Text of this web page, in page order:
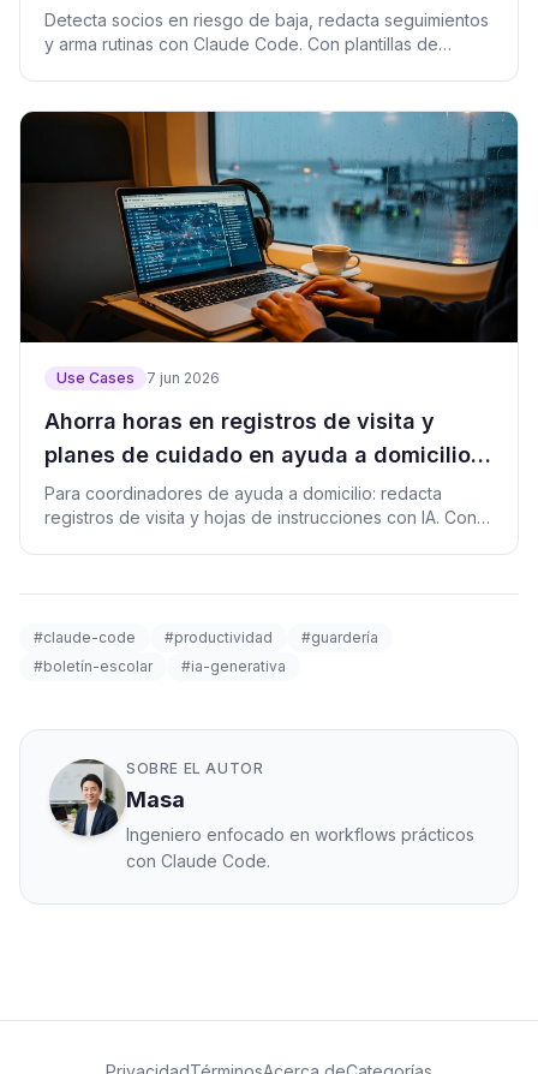
Detecta socios en riesgo de baja, redacta seguimientos
y arma rutinas con Claude Code. Con plantillas de
Use Cases 7 jun 2026
Ahorra horas en registros de visita y
planes de cuidado en ayuda a domicilio
con Claude Code
Para coordinadores de ayuda a domicilio: redacta
registros de visita y hojas de instrucciones con IA. Con
#claude-code #productividad
#guardería
#boletín-escolar
#ia-generativa
SOBRE EL AUTOR
Masa
Ingeniero enfocado en workflows prácticos
con Claude Code.